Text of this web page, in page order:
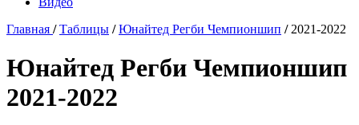
Главная / Таблицы / Юнайтед Регби Чемпионшип / 2021-2022
Юнайтед Регби Чемпионшип
2021-2022